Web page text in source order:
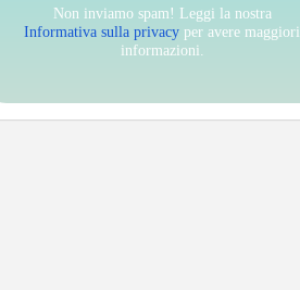
Non inviamo spam! Leggi la nostra
Informativa sulla privacy per avere maggiori
informazioni.